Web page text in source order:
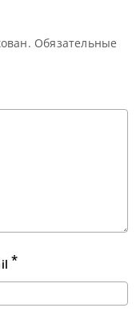
Обязательные
*